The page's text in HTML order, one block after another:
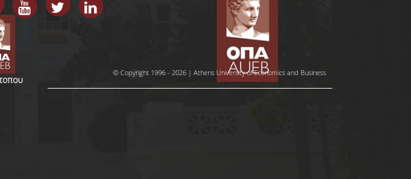
© Copyright 1996 - 2026 | Athens University of Economics and Business